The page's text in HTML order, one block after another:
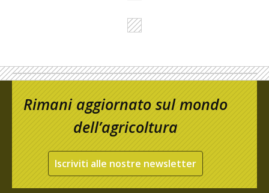
Rimani aggiornato sul mondo
dell’agricoltura
Iscriviti alle nostre newsletter